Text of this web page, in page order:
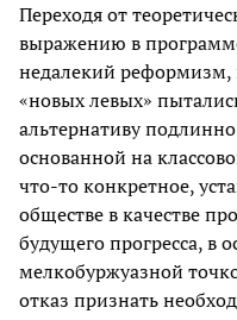
Переходя от
выражению в
недалекий реформизм,
«новых левых»
альтернативу
основанной на
что-то конкретное,
обществе в качестве
будущего прогресса, в
мелкобуржуазной
отказ признать